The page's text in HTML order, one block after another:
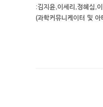
:김지윤,이세리,정혜심,
(과학커뮤니케이터 및